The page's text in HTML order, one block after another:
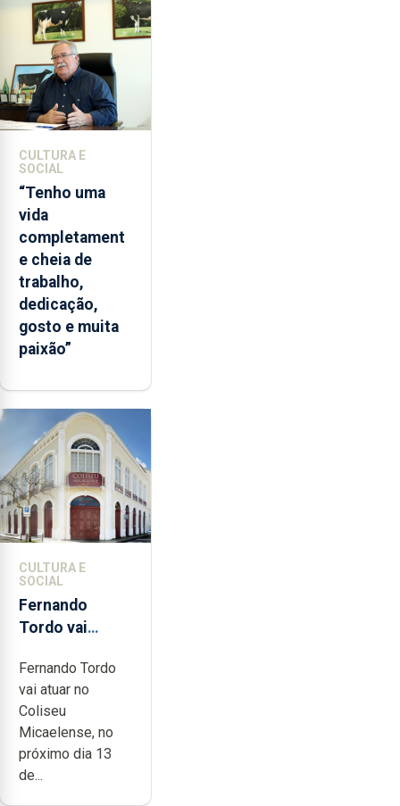
CULTURA E
SOCIAL
“Tenho uma
vida
completament
e cheia de
trabalho,
dedicação,
gosto e muita
paixão”
CULTURA E
SOCIAL
Fernando
Tordo vai
anos de
carreira no
Coliseu
Micaelense
Fernando Tordo
vai atuar no
Coliseu
Micaelense, no
próximo dia 13
de...